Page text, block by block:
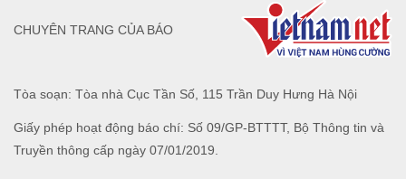
Tòa soạn: Tòa nhà Cục Tần Số, 115 Trần Duy Hưng Hà Nội
Giấy phép hoạt động báo chí: Số 09/GP-BTTTT, Bộ Thông tin và
Truyền thông cấp ngày 07/01/2019.
CHUYÊN TRANG CỦA BÁO